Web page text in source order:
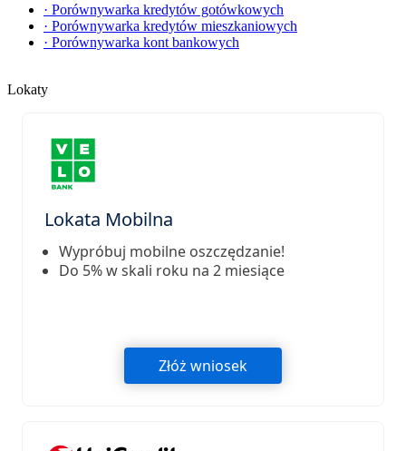
· Porównywarka kredytów gotówkowych
· Porównywarka kredytów mieszkaniowych
· Porównywarka kont bankowych
Lokaty
Lokata Mobilna
Wypróbuj mobilne oszczędzanie!
Do 5% w skali roku na 2 miesiące
Złóż wniosek